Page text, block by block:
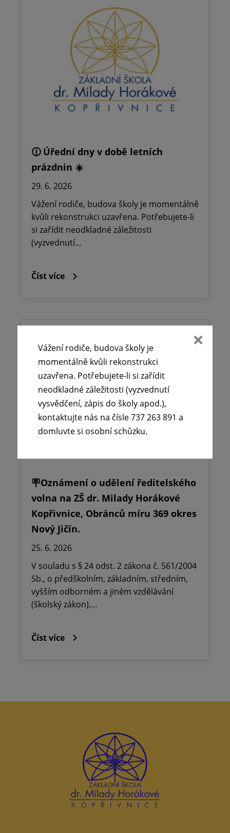
🕧 Úřední dny v době letních
prázdnin ☀️
29. 6. 2026
Vážení rodiče, budova školy je momentálně
kvůli rekonstrukci uzavřena. Potřebujete-li
si zařídit neodkladné záležitosti
(vyzvednutí…
Číst více
🪧Oznámení o udělení ředitelského
volna na ZŠ dr. Milady Horákové
Kopřivnice, Obránců míru 369 okres
Nový Jičín.
25. 6. 2026
V souladu s § 24 odst. 2 zákona č. 561/2004
Sb., o předškolním, základním, středním,
vyšším odborném a jiném vzdělávání
(školský zákon),…
Číst více
Vážení rodiče, budova školy je
momentálně kvůli rekonstrukci
uzavřena. Potřebujete-li si zařídit
neodkladné záležitosti (vyzvednutí
vysvědčení, zápis do školy apod.),
kontaktujte nás na čísle 737 263 891 a
domluvte si osobní schůzku.